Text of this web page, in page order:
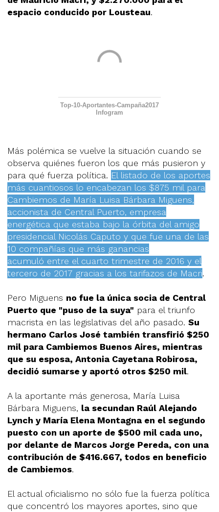
espacio conducido por Lousteau.
Top-10-Aportantes-Campaña2017
Infogram
Más polémica se vuelve la situación cuando se
observa quiénes fueron los que más pusieron y
para qué fuerza política. El listado de los aportes
más cuantiosos lo encabezan los $875 mil para
Cambiemos de María Luisa Bárbara Miguens,
accionista de Central Puerto, empresa
energética que estaba bajo la órbita del amigo
presidencial Nicolás Caputo y que fue una de las
10 compañías que más ganancias
acumuló entre el cuarto trimestre de 2016 y el
tercero de 2017 gracias a los tarifazos de Macri.
Pero Miguens no fue la única socia de Central
Puerto que "puso de la suya" para el triunfo
macrista en las legislativas del año pasado. Su
hermano Carlos José también transfirió $250
mil para Cambiemos Buenos Aires, mientras
que su esposa, Antonia Cayetana Robirosa,
decidió sumarse y aportó otros $250 mil.
A la aportante más generosa, María Luisa
Bárbara Miguens, la secundan Raúl Alejando
Lynch y María Elena Montagna en el segundo
puesto con un aporte de $500 mil cada uno,
por delante de Marcos Jorge Pereda, con una
contribución de $416.667, todos en beneficio
de Cambiemos.
El actual oficialismo no sólo fue la fuerza política
que concentró los mayores aportes, sino que